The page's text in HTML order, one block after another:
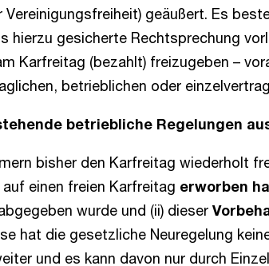
geäußert. Es
hierzu gesicherte Rechtsprechung
Karfreitag (bezahlt) freizugeben –
betrieblichen oder
betriebliche Regelungen
bisher den Karfreitag wiederholt
auf einen freien Karfreitag erworben
wurde und (ii) dieser
hat die gesetzliche Neuregelung
und es kann davon nur durch